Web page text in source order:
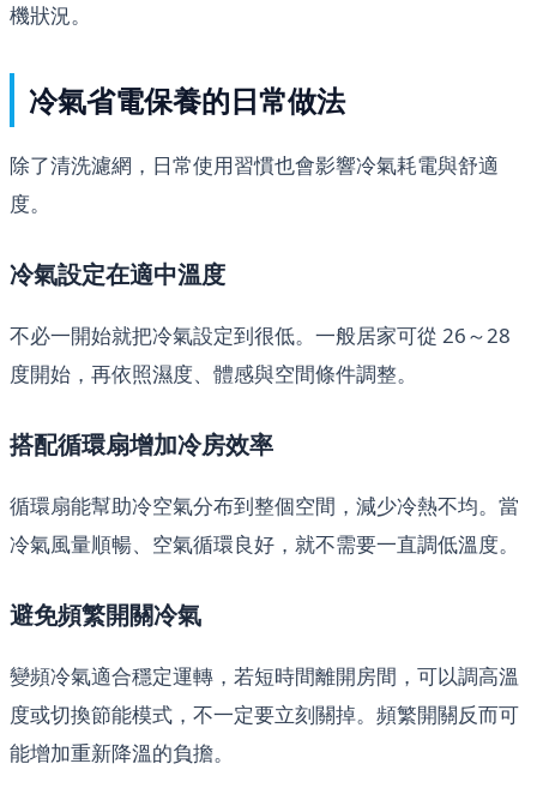
機狀況。
冷氣省電保養的日常做法
除了清洗濾網，日常使用習慣也會影響冷氣耗電與舒適
度。
冷氣設定在適中溫度
不必一開始就把冷氣設定到很低。一般居家可從 26～28
度開始，再依照濕度、體感與空間條件調整。
搭配循環扇增加冷房效率
循環扇能幫助冷空氣分布到整個空間，減少冷熱不均。當
冷氣風量順暢、空氣循環良好，就不需要一直調低溫度。
避免頻繁開關冷氣
變頻冷氣適合穩定運轉，若短時間離開房間，可以調高溫
度或切換節能模式，不一定要立刻關掉。頻繁開關反而可
能增加重新降溫的負擔。